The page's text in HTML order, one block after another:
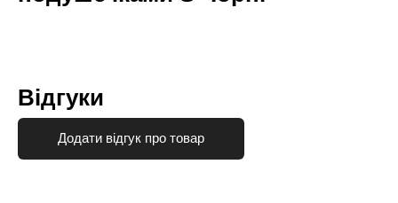
Відгуки
Додати відгук про товар